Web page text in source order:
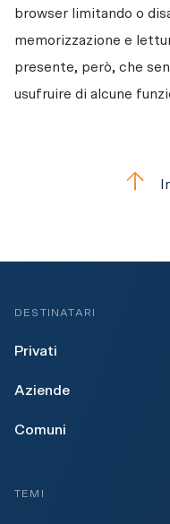
browser limitando o
memorizzazione e
presente, però, che
usufruire di alcune
DESTINATARI
Privati
Aziende
Comuni
TEMI